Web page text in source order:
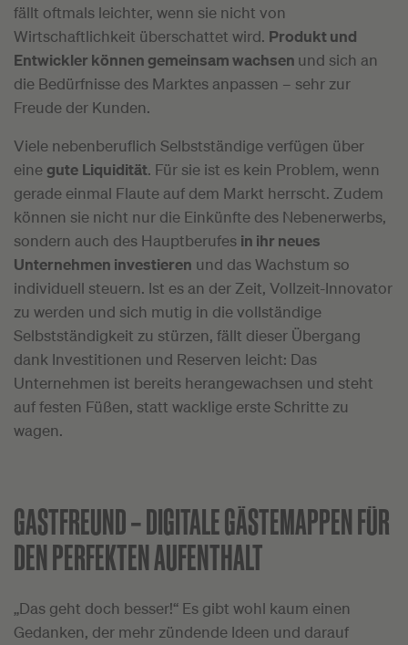
fällt oftmals leichter, wenn sie nicht von
Wirtschaftlichkeit überschattet wird. Produkt und
Entwickler können gemeinsam wachsen und sich an
die Bedürfnisse des Marktes anpassen – sehr zur
Freude der Kunden.
Viele nebenberuflich Selbstständige verfügen über
eine gute Liquidität. Für sie ist es kein Problem, wenn
gerade einmal Flaute auf dem Markt herrscht. Zudem
können sie nicht nur die Einkünfte des Nebenerwerbs,
sondern auch des Hauptberufes in ihr neues
Unternehmen investieren und das Wachstum so
individuell steuern. Ist es an der Zeit, Vollzeit-Innovator
zu werden und sich mutig in die vollständige
Selbstständigkeit zu stürzen, fällt dieser Übergang
dank Investitionen und Reserven leicht: Das
Unternehmen ist bereits herangewachsen und steht
auf festen Füßen, statt wacklige erste Schritte zu
wagen.
GASTFREUND –DIGITALE GÄSTEMAPPEN FÜR
DEN PERFEKTEN AUFENTHALT
„Das geht doch besser!“ Es gibt wohl kaum einen
Gedanken, der mehr zündende Ideen und darauf